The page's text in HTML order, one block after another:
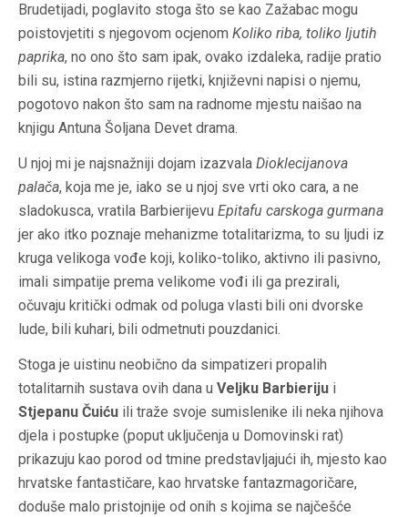
Brudetijadi, poglavito stoga što se kao Zažabac mogu
poistovjetiti s njegovom ocjenom Koliko riba, toliko ljutih
paprika, no ono što sam ipak, ovako izdaleka, radije pratio
bili su, istina razmjerno rijetki, književni napisi o njemu,
pogotovo nakon što sam na radnome mjestu naišao na
knjigu Antuna Šoljana Devet drama.
U njoj mi je najsnažniji dojam izazvala Dioklecijanova
palača, koja me je, iako se u njoj sve vrti oko cara, a ne
sladokusca, vratila Barbierijevu Epitafu carskoga gurmana
jer ako itko poznaje mehanizme totalitarizma, to su ljudi iz
kruga velikoga vođe koji, koliko-toliko, aktivno ili pasivno,
imali simpatije prema velikome vođi ili ga prezirali,
očuvaju kritički odmak od poluga vlasti bili oni dvorske
lude, bili kuhari, bili odmetnuti pouzdanici.
Stoga je uistinu neobično da simpatizeri propalih
totalitarnih sustava ovih dana u Veljku Barbieriju i
Stjepanu Čuiću ili traže svoje sumislenike ili neka njihova
djela i postupke (poput uključenja u Domovinski rat)
prikazuju kao porod od tmine predstavljajući ih, mjesto kao
hrvatske fantastičare, kao hrvatske fantazmagoričare,
doduše malo pristojnije od onih s kojima se najčešće